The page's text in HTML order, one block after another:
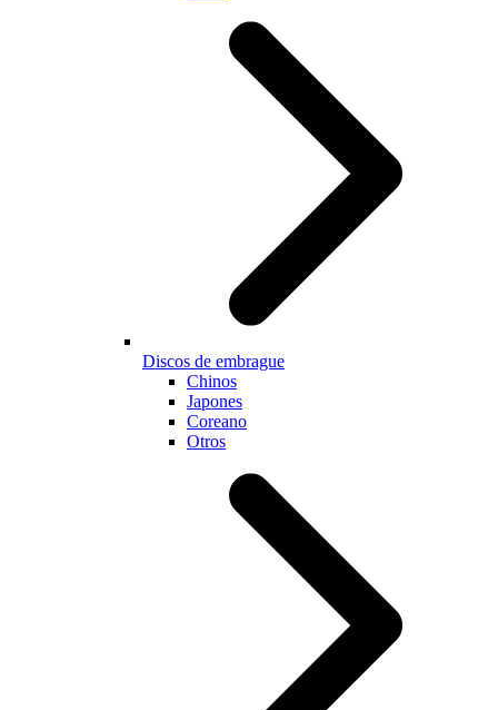
Discos de embrague
Chinos
Japones
Coreano
Otros